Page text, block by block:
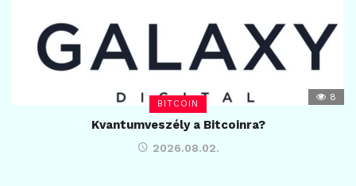
BITCOIN
8
Kvantumveszély a Bitcoinra?
2026.08.02.